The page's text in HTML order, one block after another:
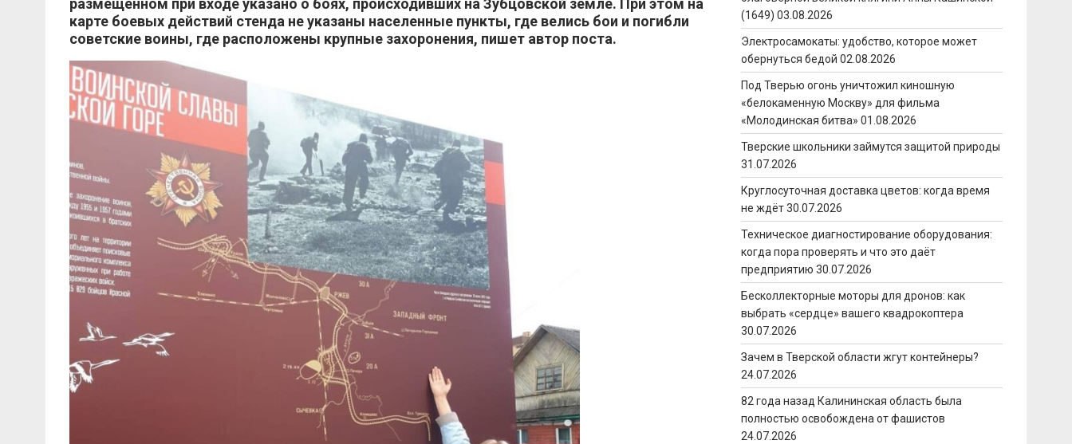
размещенном при входе указано о боях, происходивших на Зубцовской земле. При этом на
карте боевых действий стенда не указаны населенные пункты, где велись бои и погибли
советские воины, где расположены крупные захоронения, пишет автор поста.
(1649) 03.08.2026
Электросамокаты: удобство, которое может
обернуться бедой 02.08.2026
Под Тверью огонь уничтожил киношную
«белокаменную Москву» для фильма
«Молодинская битва» 01.08.2026
Тверские школьники займутся защитой природы
31.07.2026
Круглосуточная доставка цветов: когда время
не ждёт 30.07.2026
Техническое диагностирование оборудования:
когда пора проверять и что это даёт
предприятию 30.07.2026
Бесколлекторные моторы для дронов: как
выбрать «сердце» вашего квадрокоптера
30.07.2026
Зачем в Тверской области жгут контейнеры?
24.07.2026
82 года назад Калининская область была
полностью освобождена от фашистов
24.07.2026